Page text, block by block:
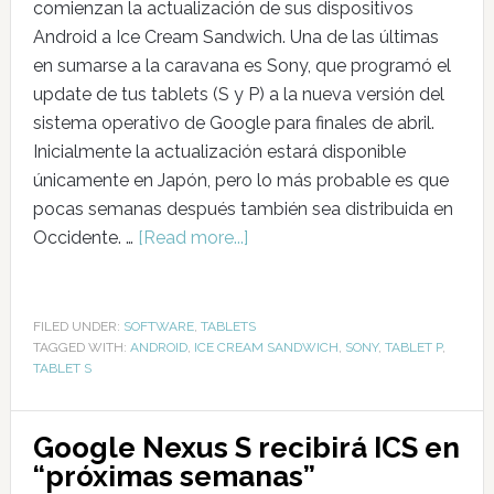
comienzan la actualización de sus dispositivos
Android a Ice Cream Sandwich. Una de las últimas
en sumarse a la caravana es Sony, que programó el
update de tus tablets (S y P) a la nueva versión del
sistema operativo de Google para finales de abril.
Inicialmente la actualización estará disponible
únicamente en Japón, pero lo más probable es que
pocas semanas después también sea distribuida en
Occidente. … [Read more...]
FILED UNDER: SOFTWARE, TABLETS
TAGGED WITH: ANDROID, ICE CREAM SANDWICH SONY, TABLET P,
TABLET S
Google Nexus S recibirá ICS en
“próximas semanas”